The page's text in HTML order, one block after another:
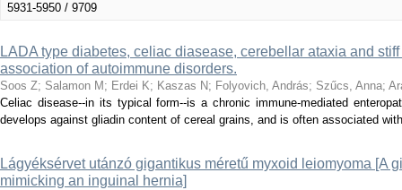
5931-5950 / 9709
LADA type diabetes, celiac diasease, cerebellar ataxia and
association of autoimmune disorders.
Soos Z; Salamon M ; Erdei K; Kaszas N; Folyovich, András; Szűcs, Anna;
Celiac disease--in its typical form--is a chronic immune-mediated
develops against gliadin content of cereal grains, and is often associated
Lágyéksérvet utánzó gigantikus méretű myxoid leiomyoma [A
mimicking an inguinal hernia]